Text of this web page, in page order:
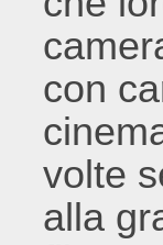
con
volte
alla